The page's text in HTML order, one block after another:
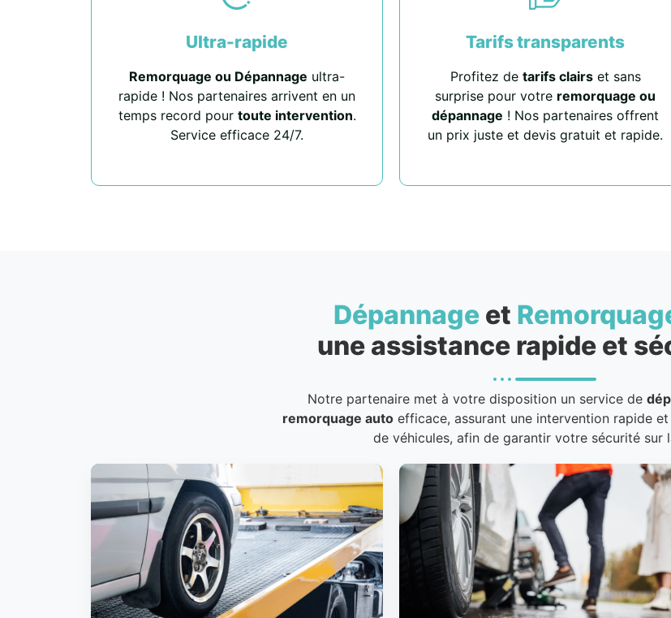
Ultra-rapide
Remorquage ou Dépannage ultra-
rapide ! Nos partenaires arrivent en un
temps record pour toute intervention.
Service efficace 24/7.
Tarifs transparents
Profitez de tarifs clairset sans
surprise pour votre remorquage ou
dépannage ! Nos partenaires offrent
un prix juste et devis gratuit et rapide.
Dépannageet
une assistance rapide et
Notre partenaire met à votre disposition un service de
remorquage auto efficace, assurant une intervention rapide
de véhicules, afin de garantir votre sécurité sur